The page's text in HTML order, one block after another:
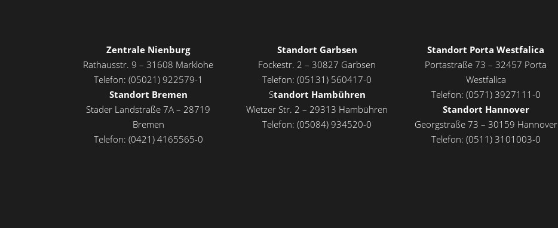
Zentrale Nienburg
Rathausstr. 9 – 31608 Marklohe
Telefon: (05021) 922579-1
Standort Bremen
Stader Landstraße 7A – 28719
Bremen
Telefon: (0421) 4165565-0
Standort Garbsen
Fockestr. 2 – 30827 Garbsen
Telefon: (05131) 560417-0
Standort Hambühren
Wietzer Str. 2 – 29313 Hambühren
Telefon: (05084) 934520-0
Standort Porta Westfalica
Portastraße 73 – 32457 Porta
Westfalica
Telefon: (0571) 3927111-0
Standort Hannover
Georgstraße 73 – 30159 Hannover
Telefon: (0511) 3101003-0